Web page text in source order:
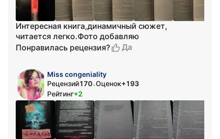
Интересная книга,динамичный сюжет,
читается легко.Фото добавляю
Понравилась рецензия?
Да
Miss congeniality
Рецензий170•Оценок+193
Рейтинг+2